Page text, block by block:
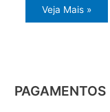
Veja Mais »
PAGAMENTOS